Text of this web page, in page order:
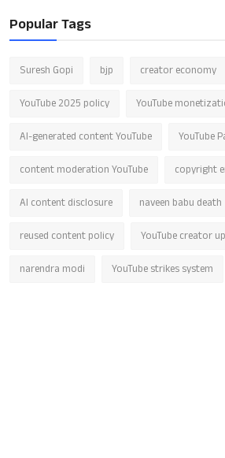
Popular Tags
Suresh Gopi bjp creator economy
YouTube 2025 policy YouTube
AI-generated content YouTube YouTube
content moderation YouTube copyright
AI content disclosure naveen babu death
reused content policy YouTube creator
narendra modi YouTube strikes system